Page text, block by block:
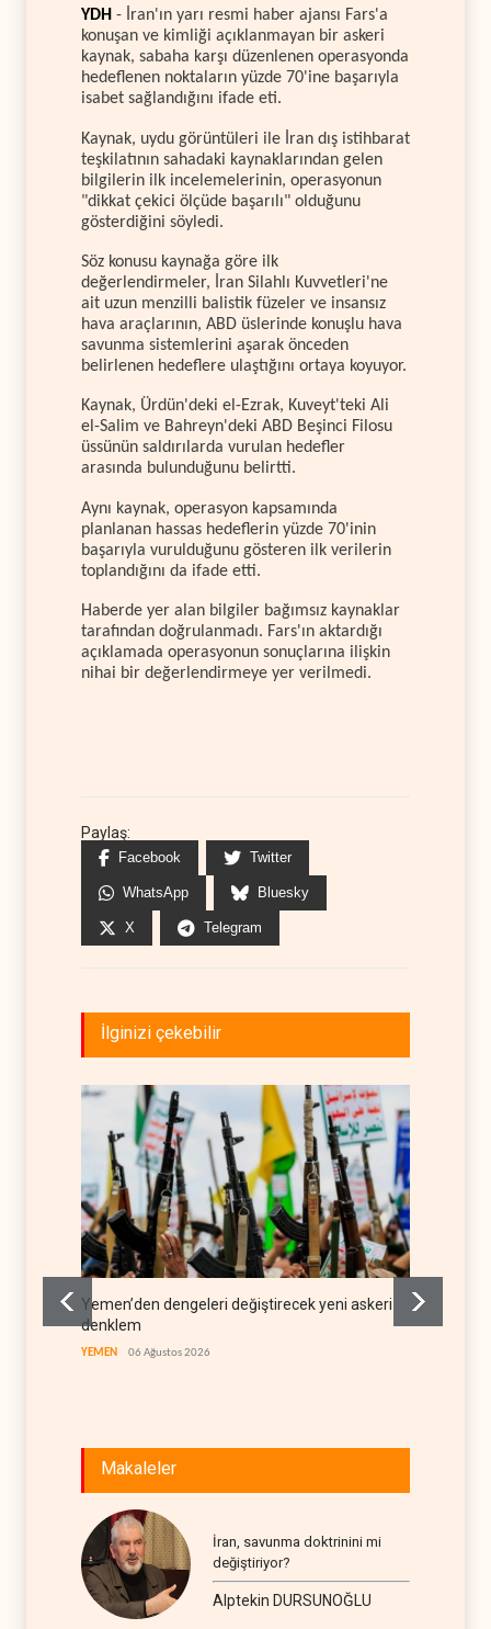
YDH - İran'ın yarı resmi haber ajansı Fars'a
konuşan ve kimliği açıklanmayan bir askeri
kaynak, sabaha karşı düzenlenen operasyonda
hedeflenen noktaların yüzde 70'ine başarıyla
isabet sağlandığını ifade eti.
Kaynak, uydu görüntüleri ile İran dış istihbarat
teşkilatının sahadaki kaynaklarından gelen
bilgilerin ilk incelemelerinin, operasyonun
"dikkat çekici ölçüde başarılı" olduğunu
gösterdiğini söyledi.
Söz konusu kaynağa göre ilk
değerlendirmeler, İran Silahlı Kuvvetleri'ne
ait uzun menzilli balistik füzeler ve insansız
hava araçlarının, ABD üslerinde konuşlu hava
savunma sistemlerini aşarak önceden
belirlenen hedeflere ulaştığını ortaya koyuyor.
Kaynak, Ürdün'deki el-Ezrak, Kuveyt'teki Ali
el-Salim ve Bahreyn'deki ABD Beşinci Filosu
üssünün saldırılarda vurulan hedefler
arasında bulunduğunu belirtti.
Aynı kaynak, operasyon kapsamında
planlanan hassas hedeflerin yüzde 70'inin
başarıyla vurulduğunu gösteren ilk verilerin
toplandığını da ifade etti.
Haberde yer alan bilgiler bağımsız kaynaklar
tarafından doğrulanmadı. Fars'ın aktardığı
açıklamada operasyonun sonuçlarına ilişkin
nihai bir değerlendirmeye yer verilmedi.
Paylaş:
Facebook Twitter
WhatsApp Bluesky
X Telegram
İlginizi çekebilir
Yemen’den dengeleri değiştirecek yeni askeri
denklem
YEMEN 06 Ağustos 2026
Makaleler
İran, savunma doktrinini mi
değiştiriyor?
Alptekin DURSUNOĞLU